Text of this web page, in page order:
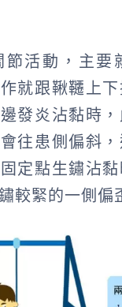
節活動，主要
就跟鞦韆上下
發炎沾黏時
往患側偏斜，
定點生鏽沾
較緊的一側偏